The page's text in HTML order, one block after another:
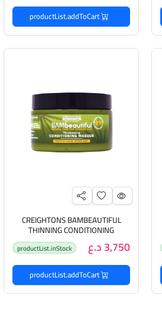
productList.addToCart
CREIGHTONS BAMBEAUTIFUL
THINNING CONDITIONING
MASQUE 250ml كريتونس ماسك
مقوي ومعزز لكثافة الشعر3,750 د.ع productList.inStock
productList.addToCart